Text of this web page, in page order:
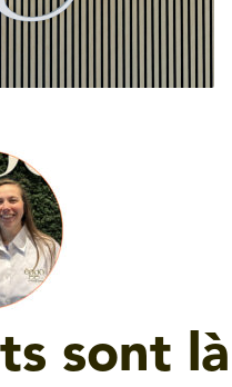
sont là